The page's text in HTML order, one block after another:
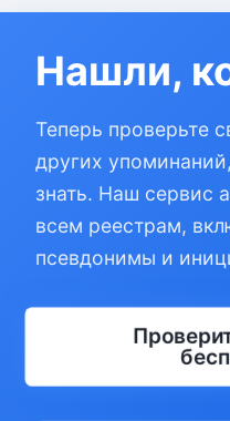
Нашли,
Теперь проверьте
других
знать. Наш сервис
всем реестрам,
псевдонимы и